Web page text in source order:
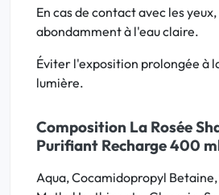
En cas de contact avec les
abondamment à l'eau claire.
Éviter l'exposition prolongée à
lumière.
Composition La Rosée
Purifiant Recharge 400
Aqua, Cocamidopropyl